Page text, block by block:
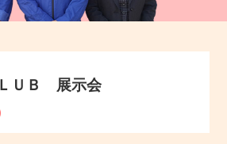
ＵＢ 展示会